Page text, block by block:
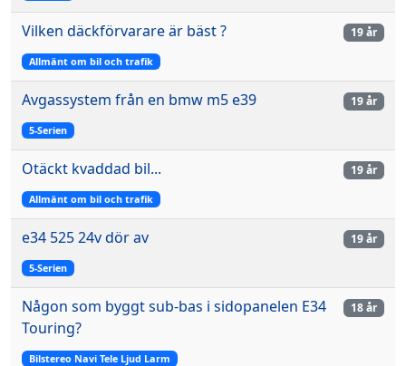
Vilken däckförvarare är bäst ?
Allmänt om bil och trafik
19 år
Avgassystem från en bmw m5 e39
5-Serien
19 år
Otäckt kvaddad bil...
Allmänt om bil och trafik
19 år
e34 525 24v dör av
5-Serien
19 år
Någon som byggt sub-bas i sidopanelen E34
Touring?
Bilstereo Navi Tele Ljud Larm
18 år